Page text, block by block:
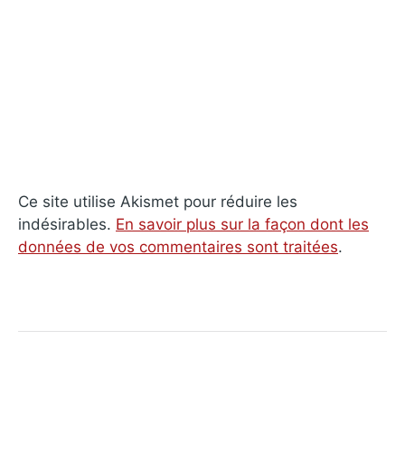
Ce site utilise Akismet pour réduire les
indésirables. En savoir plus sur la façon dont les
données de vos commentaires sont traitées.